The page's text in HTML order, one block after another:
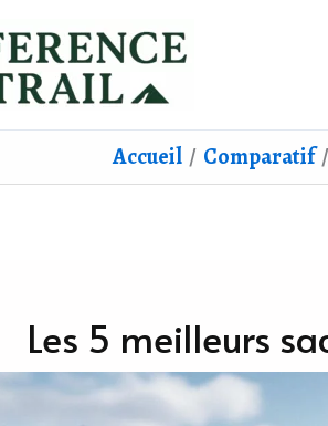
Accueil Comparatif
Les 5 meilleurs